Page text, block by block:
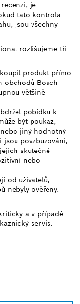
je
tato kontrola
jsou všechny
rozlišujeme tři
produkt přímo
obchodů Bosch
většině
pobídku k
být poukaz,
jiný hodnotný
jsou povzbuzováni,
skutečné
nebo
od uživatelů,
nebyly ověřeny.
a v případě
servis.